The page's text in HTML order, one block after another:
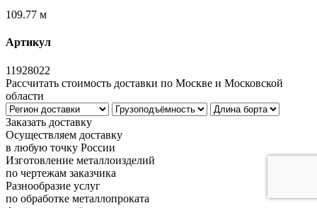
109.77 м
Артикул
11928022
Рассчитать стоимость доставки по Москве и Московской
области
Заказать доставку
Осуществляем доставку
в любую точку России
Изготовление металлоизделий
по чертежам заказчика
Разнообразие услуг
по обработке металлопроката